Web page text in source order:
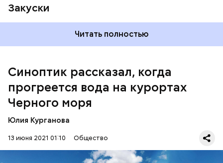
Закуски
Читать полностью
Синоптик рассказал, когда
прогреется вода на курортах
Черного моря
Юлия Курганова
13 июня 2021 01:10 Общество
По словам Вильфанда, с середины следующей
прогреваться, потому что на юг России придет
потепление. Температура воздуха будет там выше
нормы уже к середине следующей недели — плюс
24-28 градусов, передает